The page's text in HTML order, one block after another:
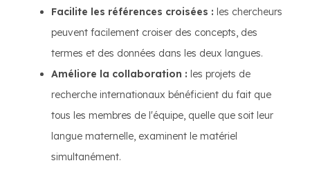
Facilite les références croisées : les chercheurs
peuvent facilement croiser des concepts, des
termes et des données dans les deux langues.
Améliore la collaboration : les projets de
recherche internationaux bénéficient du fait que
tous les membres de l'équipe, quelle que soit leur
langue maternelle, examinent le matériel
simultanément.